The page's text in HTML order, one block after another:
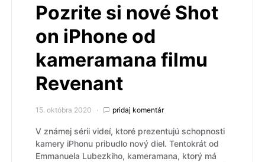
Pozrite si nové Shot
on iPhone od
kameramana filmu
Revenant
15. októbra 2020 pridaj komentár
V známej sérii videí, ktoré prezentujú schopnosti
kamery iPhonu pribudlo nový diel. Tentokrát od
Emmanuela Lubezkiho, kameramana, ktorý má